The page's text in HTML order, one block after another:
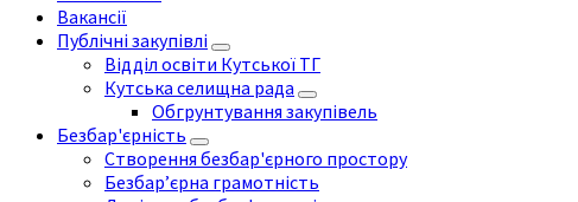
Вакансії
Публічні закупівлі
Відділ освіти Кутської ТГ
Кутська селищна рада
Обгрунтування закупівель
Безбар'єрність
Створення безбар'єрного простору
Безбар’єрна грамотність